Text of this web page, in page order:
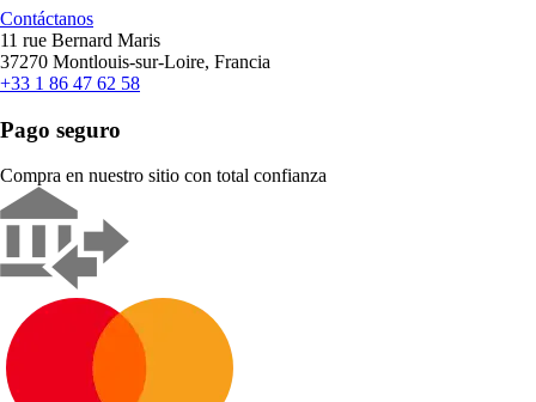
Contáctanos
11 rue Bernard Maris
37270 Montlouis-sur-Loire, Francia
+33 1 86 47 62 58
Pago seguro
Compra en nuestro sitio con total confianza